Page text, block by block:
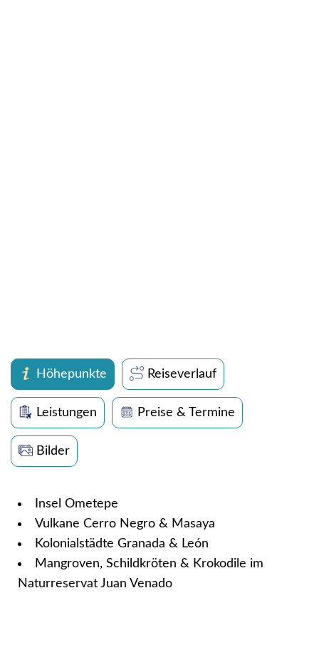
Höhepunkte Reiseverlauf
Leistungen Preise & Termine
Bilder
Insel Ometepe
Vulkane Cerro Negro & Masaya
Kolonialstädte Granada & León
Mangroven, Schildkröten & Krokodile im
Naturreservat Juan Venado